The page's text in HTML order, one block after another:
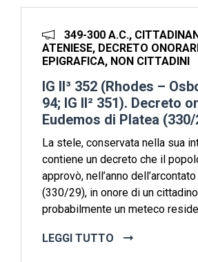
349-300 A.C.,
ATENIESE, DECRETO
EPIGRAFICA, NON CITTADINI
IG II³ 352 (Rhodes –
94; IG II² 351). Decreto
Eudemos di Platea (330/
La stele, conservata nella sua
contiene un decreto che il
approvò, nell’anno
(330/29), in onore di un
probabilmente un meteco
LEGGI TUTTO